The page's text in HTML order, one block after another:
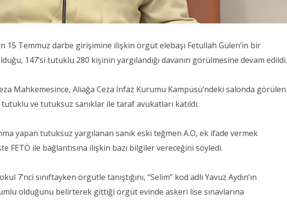
15 Temmuz darbe girişimine ilişkin örgüt elebaşı Fetullah Gülen’in bir
147’si tutuklu 280 kişinin yargılandığı davanın görülmesine devam edildi.
Mahkemesince, Aliağa Ceza İnfaz Kurumu Kampüsü’ndeki salonda görülen
ve tutuksuz sanıklar ile taraf avukatları katıldı.
yapan tutuksuz yargılanan sanık eski teğmen A.O, ek ifade vermek
FETÖ ile bağlantısına ilişkin bazı bilgiler vereceğini söyledi.
7’nci sınıftayken örgütle tanıştığını, “Selim” kod adlı Yavuz Aydın’ın
olduğunu belirterek gittiği örgüt evinde askeri lise sınavlarına